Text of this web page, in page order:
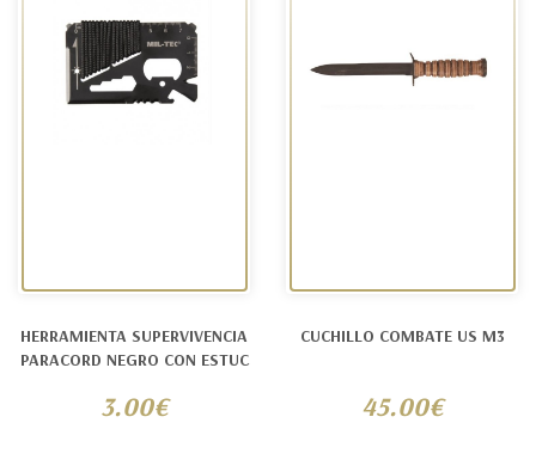
HERRAMIENTA SUPERVIVENCIA
PARACORD NEGRO CON ESTUC
3.00€
CUCHILLO COMBATE US M3
45.00€